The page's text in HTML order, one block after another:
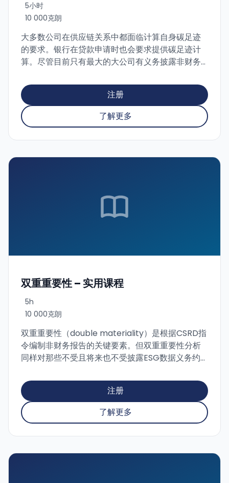
5小时
10 000克朗
大多数公司在供应链关系中都面临计算自身碳足迹
的要求。银行在贷款申请时也会要求提供碳足迹计
算。尽管目前只有最大的大公司有义务披露非财务
Corporate Sustainability Reporting Directive）
对其他公司的非财务报告范围要求尚不明确，客户
和银行已经对大量中小企业至少要求提供碳足迹信
息。 在研讨会上，您不仅会了解为何要计算碳足迹
迹的计算如何帮助提升组织的财务状况和绩效。
注册
了解更多
双重重要性 – 实用课程
5h
10 000克朗
双重重要性（double materiality）是根据CSRD指
令编制非财务报告的关键要素。但双重重要性分析
同样对那些不受且将来也不受披露ESG数据义务约
析，任何组织都能了解其活动对各个可持续性维度
的影响，以及ESG要求如何反过来影响组织的财务
状况。公司因此能够更容易地确定需要关注的关键
领域及其重要性。课程将为您提供实用指南，教您
注册
了解更多